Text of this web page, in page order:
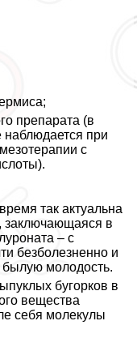
препарата (в
наблюдается при
с
так актуальна
заключающаяся в
– с
безболезненно и
былую молодость.
бугорков в
вещества
себя молекулы